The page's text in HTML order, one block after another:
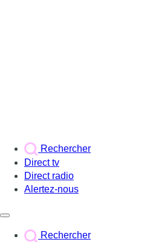
Rechercher
Direct tv
Direct radio
Alertez-nous
Rechercher